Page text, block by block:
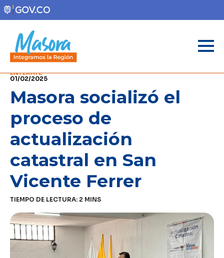
ENTÉRATE
01/02/2025
Masora socializó el
proceso de
actualización
catastral en San
Vicente Ferrer
TIEMPO DE LECTURA: 2 MINS